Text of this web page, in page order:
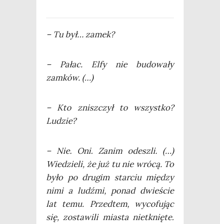
– Tu był… zamek?
– Pałac. Elfy nie budo­wa­ły
zamków. (…)
– Kto znisz­czył to wszyst­ko?
Ludzie?
– Nie. Oni. Zanim ode­szli. (…)
Wie­dzie­li, że już tu nie wró­cą. To
było po dru­gim star­ciu mię­dzy
nimi a ludź­mi, ponad dwie­ście
lat temu. Przed­tem, wyco­fu­jąc
się, zosta­wi­li mia­sta nie­tknię­te.